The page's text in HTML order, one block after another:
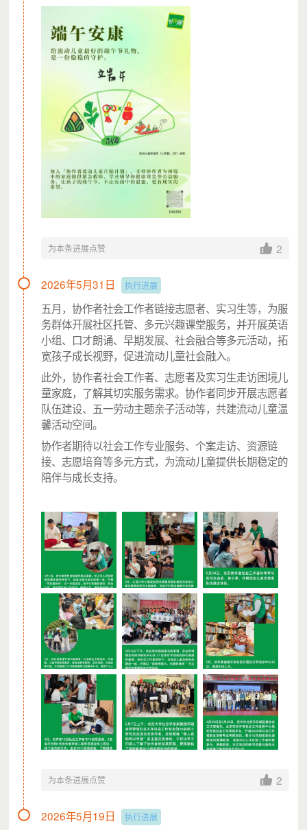
项目最低执行金额
可执行额度”，所募资金将以转捐到同类项目的方式使用并
反馈。
剩余善款处理计划
如项目执行完成后善款仍有剩余，向公众公示后，转
捐至同类型项目继续执行。
项目开始募捐时间
2026年5月9日
项目执行计划
第1-12月：实施开展针对流动儿童及其家庭的生计发
展、教育支持和社会支持、健康促进服务活动及流动儿
童服务经验模式复制服务；
第1-12月：结合服务活动实施进行日常宣传，发布微博
消息、公众号专题文章、视频等；评估收集项目受益儿
童成长故事，进行传播；
第1-12月：每月上传项目进度，定期进行报告与披露；
第11-12月：进行项目年度总结报告；
公募与执行机构简介
爱德基金会
爱德基金会成立于1985年4月，是全国政协原副主席丁光训
等发起，其他社会各界人士共同组成的民间团体，是江苏省首批
5A级社会组织。作为中国改革开放后最早一批成立、并具有公募
资格的基金会和在国内外具有重要影响力的民间组织，爱德基金
会旨在促进教育、社会福利、医疗卫生、社区发展与环境保护、
灾害管理等各项社会公益事业。迄今为止，募集善款累计近50亿
元，项目区域累计覆盖30多个国家和地区，数千万人从中直接受
益，间接受益人口逾2亿人。
为本条进展点赞 2
2026年5月31日 执行进展
五月，协作者社会工作者链接志愿者、实习生等，为服
务群体开展社区托管、多元兴趣课堂服务，并开展英语
小组、口才朗诵、早期发展、社会融合等多元活动，拓
宽孩子成长视野，促进流动儿童社会融入。
此外，协作者社会工作者、志愿者及实习生走访困境儿
童家庭，了解其切实服务需求。协作者同步开展志愿者
队伍建设、五一劳动主题亲子活动等，共建流动儿童温
馨活动空间。
协作者期待以社会工作专业服务、个案走访、资源链
接、志愿培育等多元方式，为流动儿童提供长期稳定的
陪伴与成长支持。
为本条进展点赞 2
2026年5月19日 执行进展